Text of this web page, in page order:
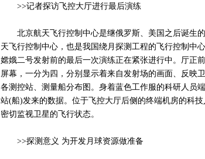
>>记者探访飞控大厅进行最后演练
北京航天飞行控制中心是继俄罗斯、美国之后诞生
天飞行控制中心，也是我国绕月探测工程的飞行控制中
嫦娥二号发射前的最后一次演练正在紧张进行中。厅正
屏幕，一分为四，分别显示着来自发射场的画面、反映
各测控站、测量船分布图。身着蓝色工作服的科研人员
站(船)发来的数据。位于飞控大厅后侧的终端机房的科技
密切监视卫星的飞行状态。
>>探测意义 为开发月球资源做准备